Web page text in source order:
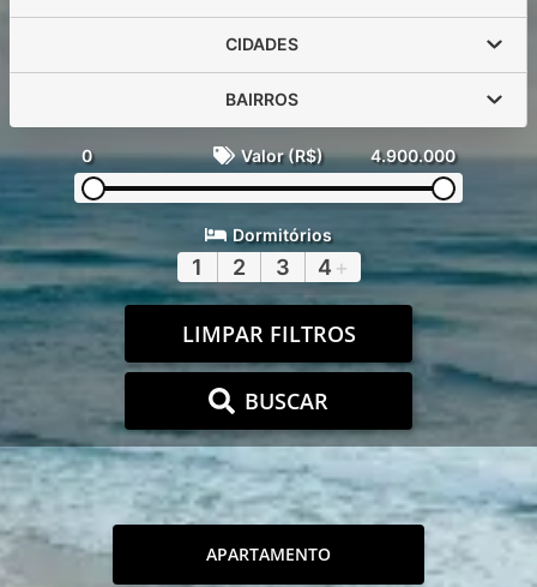
CIDADES
BAIRROS
0 Valor (R$) 4.900.000
Dormitórios
1 2 3 4 +
LIMPAR FILTROS
BUSCAR
APARTAMENTO